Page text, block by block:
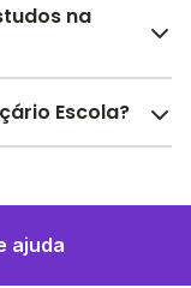
por pais,
uma
avaliação
participação
,4.8em
alunos, pais e
na
Escola e
Escola?
ajuda